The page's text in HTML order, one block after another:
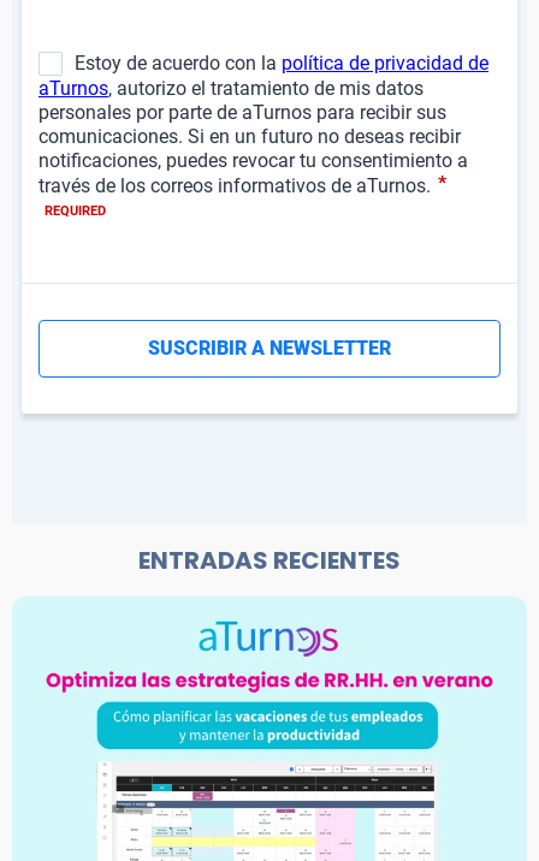
ENTRADAS RECIENTES